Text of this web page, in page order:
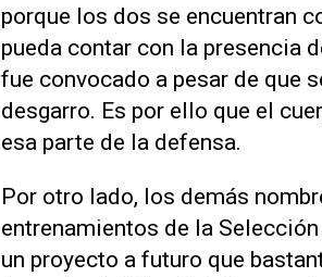
porque los dos se encuentran
pueda contar con la presencia
fue convocado a pesar de que
desgarro. Es por ello que el
esa parte de la defensa.
Por otro lado, los demás
entrenamientos de la
un proyecto a futuro que